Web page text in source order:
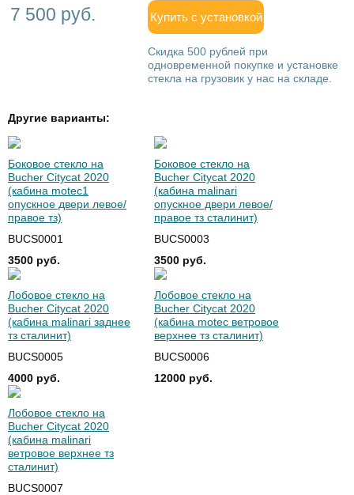
7 500 руб. Купить с установкой
Скидка 500 рублей при
одновременной покупке и установке
стекла на грузовик у нас на складе.
Другие варианты:
Боковое стекло на
Bucher Citycat 2020
(кабина motec1
опускное двери левое/
правое тз)
BUCS0001
3500 руб.
Боковое стекло на
Bucher Citycat 2020
(кабина malinari
опускное двери левое/
правое тз сталинит)
BUCS0003
3500 руб.
Лобовое стекло на
Bucher Citycat 2020
(кабина malinari заднее
тз сталинит)
BUCS0005
4000 руб.
Лобовое стекло на
Bucher Citycat 2020
(кабина motec ветровое
верхнее тз сталинит)
BUCS0006
12000 руб.
Лобовое стекло на
Bucher Citycat 2020
(кабина malinari
ветровое верхнее тз
сталинит)
BUCS0007